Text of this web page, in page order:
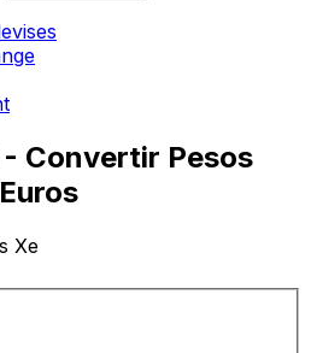
- Convertir Pesos
Xe